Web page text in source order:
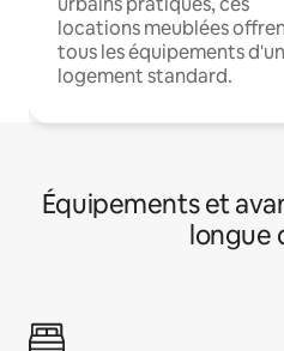
locations meublées
tous les équipements d'un
logement standard.
Équipements et
longue